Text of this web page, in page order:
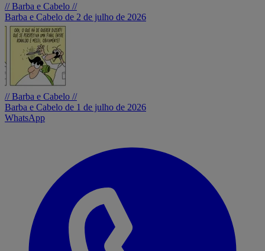
// Barba e Cabelo //
Barba e Cabelo de 2 de julho de 2026
// Barba e Cabelo //
Barba e Cabelo de 1 de julho de 2026
WhatsApp